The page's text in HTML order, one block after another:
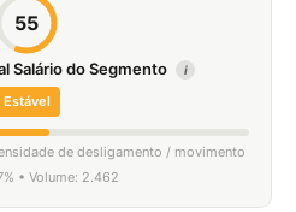
55
Salário do Segmento i
Estável
de desligamento / movimento
• Volume: 2.462